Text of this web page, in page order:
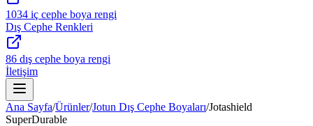
1034 iç cephe boya rengi
Dış Cephe Renkleri
86 dış cephe boya rengi
İletişim
Ana Sayfa/Ürünler/Jotun Dış Cephe Boyaları/Jotashield
SuperDurable